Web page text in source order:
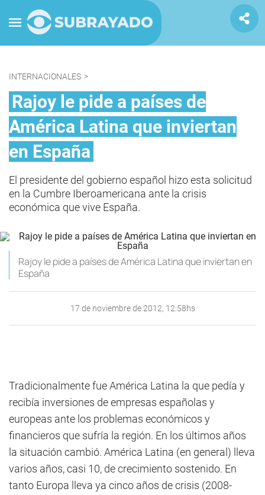
INTERNACIONALES >
Rajoy le pide a países de
América Latina que inviertan
en España
El presidente del gobierno español hizo esta solicitud
en la Cumbre Iberoamericana ante la crisis
económica que vive España.
Rajoy le pide a países de América Latina que inviertan en
España
17 de noviembre de 2012, 12:58hs
Tradicionalmente fue América Latina la que pedía y
recibía inversiones de empresas españolas y
europeas ante los problemas económicos y
financieros que sufría la región. En los últimos años
la situación cambió. América Latina (en general) lleva
varios años, casi 10, de crecimiento sostenido. En
tanto Europa lleva ya cinco años de crisis (2008-